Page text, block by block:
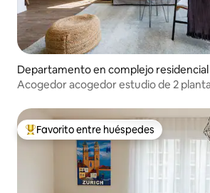
Departamento en complejo residencial
swangen
Acogedor acogedor estudio de 2
Favorito entre los huéspedes más
Favorito entre huéspedes